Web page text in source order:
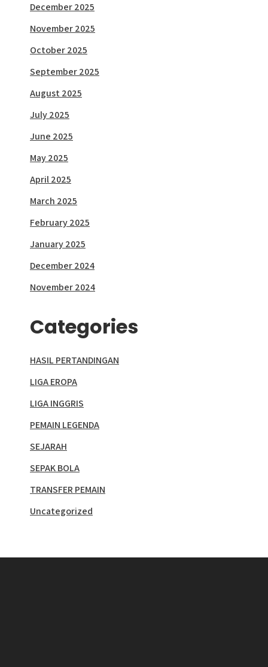
December 2025
November 2025
October 2025
September 2025
August 2025
July 2025
June 2025
May 2025
April 2025
March 2025
February 2025
January 2025
December 2024
November 2024
Categories
HASIL PERTANDINGAN
LIGA EROPA
LIGA INGGRIS
PEMAIN LEGENDA
SEJARAH
SEPAK BOLA
TRANSFER PEMAIN
Uncategorized